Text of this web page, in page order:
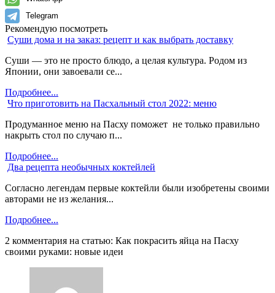
Telegram
Рекомендую посмотреть
Суши дома и на заказ: рецепт и как выбрать доставку
Суши — это не просто блюдо, а целая культура. Родом из
Японии, они завоевали се...
Подробнее...
Что приготовить на Пасхальный стол 2022: меню
Продуманное меню на Пасху поможет не только правильно
накрыть стол по случаю п...
Подробнее...
Два рецепта необычных коктейлей
Согласно легендам первые коктейли были изобретены своими
авторами не из желания...
Подробнее...
2 комментария на статью: Как покрасить яйца на Пасху
своими руками: новые идеи